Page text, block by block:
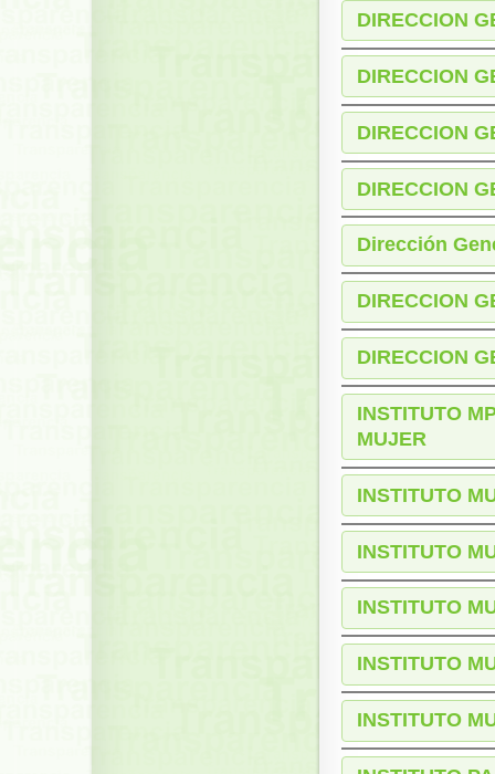
DIRECCION
DIRECCION
DIRECCION
DIRECCION
Dirección
DIRECCION
DIRECCION
INSTITUTO
MUJER
INSTITUTO
INSTITUTO
INSTITUTO
INSTITUTO
INSTITUTO